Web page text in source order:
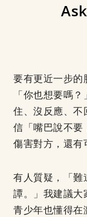
要有更近一步的
「你也想要嗎
住、沒反應、不
信「嘴巴說不
傷害對方，還有
有人質疑，「難
譚。」我建議大
青少年也懂得在